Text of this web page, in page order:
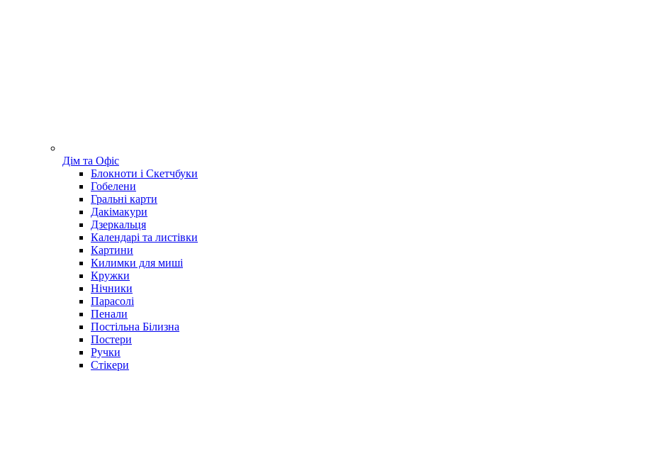
Дім та Офіс
Блокноти і Скетчбуки
Гобелени
Гральні карти
Дакімакури
Дзеркальця
Календарі та листівки
Картини
Килимки для миші
Кружки
Нічники
Парасолі
Пенали
Постільна Білизна
Постери
Ручки
Стікери